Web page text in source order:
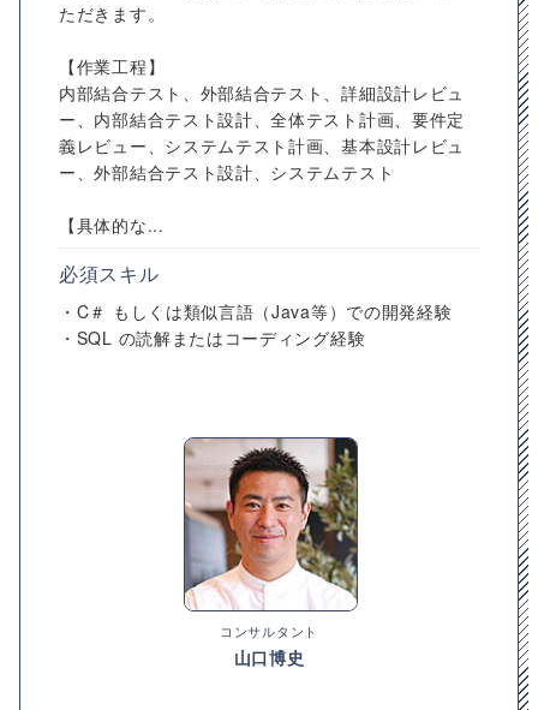
ただきます。
【作業工程】
内部結合テスト、外部結合テスト、詳細設計レビュ
ー、内部結合テスト設計、全体テスト計画、要件定
義レビュー、システムテスト計画、基本設計レビュ
ー、外部結合テスト設計、システムテスト
【具体的な...
必須スキル
・C＃ もしくは類似言語（Java等）での開発経験
・SQL の読解またはコーディング経験
コンサルタント
山口博史